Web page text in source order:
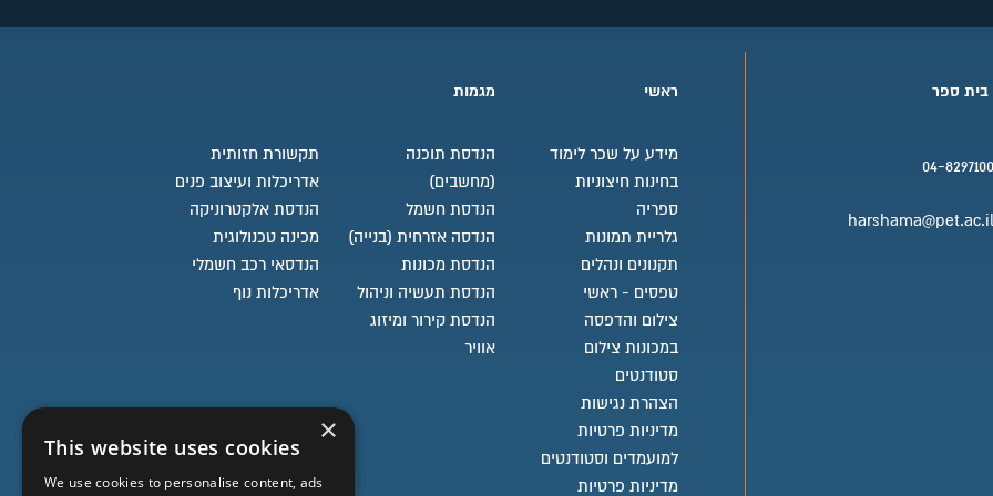
.
בהתאם להחלטתה של מה"ט ו/או הנהלת ביה" ס.
כל סטודנט להכין עבודת גמר, שתבוצע לפי הנחיות מנחה
בית ספר
בית ספר טלפון
04-8297100
harshama@pet.ac.il
ראשי
מידע על שכר לימוד
בחינות חיצוניות
ספריה
גלריית תמונות
תקנונים ונהלים
טפסים - ראשי
צילום והדפסה
במכונות צילום
סטודנטים
הצהרת נגישות
מדיניות פרטיות
למועמדים וסטודנטים
מדיניות פרטיות
מגמות
הנדסת תוכנה
(מחשבים)
הנדסת חשמל
הנדסה אזרחית (בנייה)
הנדסת מכונות
הנדסת תעשיה וניהול
הנדסת קירור ומיזוג
אוויר
תקשורת חזותית
אדריכלות ועיצוב פנים
הנדסת אלקטרוניקה
מכינה טכנולוגית
הנדסאי רכב חשמלי
אדריכלות נוף
×
This website uses cookies
We use cookies to personalise content, ads